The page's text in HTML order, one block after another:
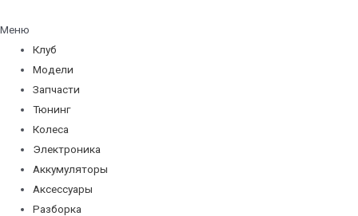
Меню
Клуб
Модели
Запчасти
Тюнинг
Колеса
Электроника
Аккумуляторы
Аксессуары
Разборка